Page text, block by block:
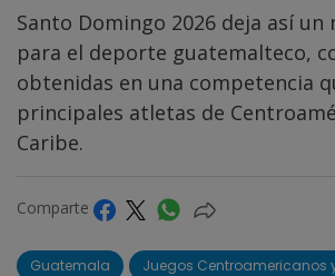
Santo Domingo 2026 deja así
para el deporte guatemalteco,
obtenidas en una competencia
principales atletas de
Caribe.
Comparte
Guatemala
Juegos Centroamericanos